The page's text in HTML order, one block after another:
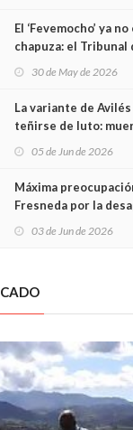
El ‘Fevemocho’ ya
chapuza: el Tribunal
sobrecoste de los
cabían por los túneles
30 de May de 2026
La variante de
teñirse de luto:
05 de Jun de 2026
Máxima
Fresneda por la
03 de Jun de 2026